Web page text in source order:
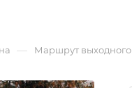
— Маршрут выходного